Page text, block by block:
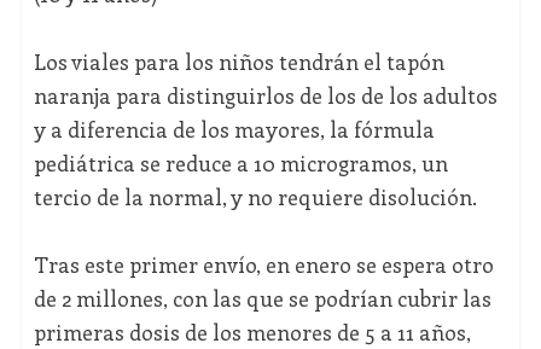
Los viales para los niños tendrán el tapón
naranja para distinguirlos de los de los adultos
y a diferencia de los mayores, la fórmula
pediátrica se reduce a 10 microgramos, un
tercio de la normal, y no requiere disolución.
Tras este primer envío, en enero se espera otro
de 2 millones, con las que se podrían cubrir las
primeras dosis de los menores de 5 a 11 años,